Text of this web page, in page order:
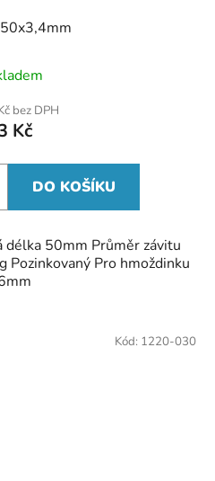
bez DPH
Kč
DO KOŠÍKU
délka 50mm Průměr závitu
Pro hmoždinku
Kód: 1220-030